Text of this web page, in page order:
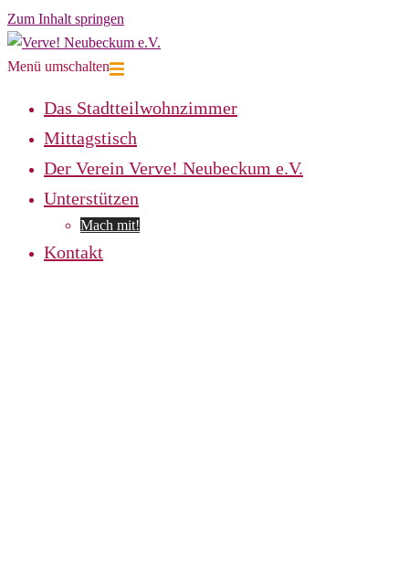
Zum Inhalt springen
Menü umschalten
Das Stadtteilwohnzimmer
Mittagstisch
Der Verein Verve! Neubeckum e.V.
Unterstützen
Mach mit!
Kontakt